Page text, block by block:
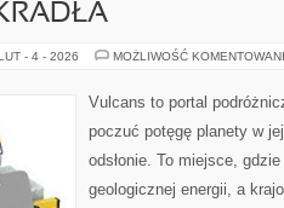
- 4 - 2026 MOŻLIWOŚĆ
Vulcans to portal
poczuć potęgę planety w
odsłonie. To miejsce,
geologicznej energii, a